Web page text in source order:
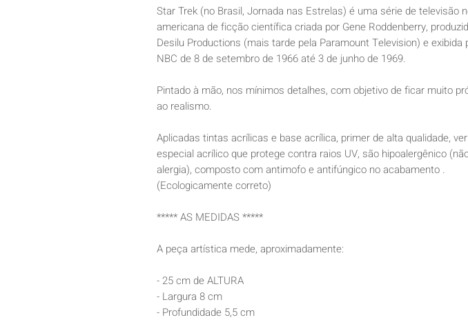
Star Trek (no Brasil, Jornada nas Estrelas) é uma série de televisão
americana de ficção científica criada por Gene Roddenberry,
Desilu Productions (mais tarde pela Paramount Television) e exibida
NBC de 8 de setembro de 1966 até 3 de junho de 1969.
Pintado à mão, nos mínimos detalhes, com objetivo de ficar muito
ao realismo.
Aplicadas tintas acrílicas e base acrílica, primer de alta qualidade,
especial acrílico que protege contra raios UV, são hipoalergênico
alergia), composto com antimofo e antifúngico no acabamento .
(Ecologicamente correto)
***** AS MEDIDAS *****
A peça artística mede, aproximadamente:
- 25 cm de ALTURA
- Largura 8 cm
- Profundidade 5,5 cm